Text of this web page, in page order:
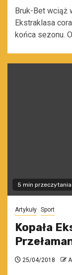
Bruk-Bet wciąż
Ekstraklasa
końca sezonu.
5 min przeczytania
Artykuły Sport
Kopała
25/04/2018